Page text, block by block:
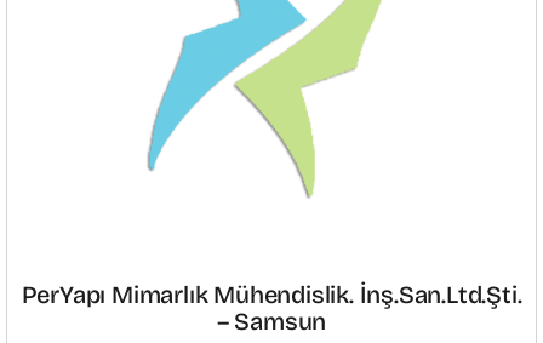
PerYapı Mimarlık Mühendislik. İnş.San.Ltd.Şti.
– Samsun